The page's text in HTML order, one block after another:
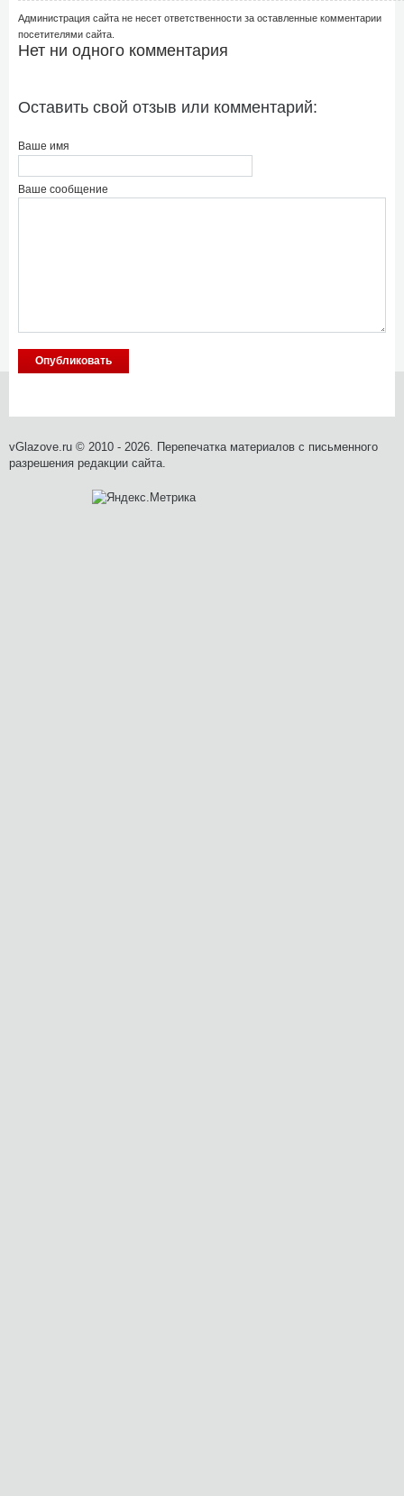
Администрация сайта не несет ответственности за оставленные комментарии
посетителями сайта.
Нет ни одного комментария
Оставить свой отзыв или комментарий:
Ваше имя
Ваше сообщение
vGlazove.ru © 2010 - 2026. Перепечатка материалов с письменного
разрешения редакции сайта.